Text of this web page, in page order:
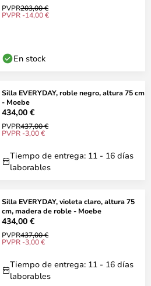
PVPR203,00 €
PVPR -14,00 €
En stock
Silla EVERYDAY, roble negro, altura 75 cm
- Moebe
434,00 €
PVPR437,00 €
PVPR -3,00 €
Tiempo de entrega: 11 - 16 días
laborables
Silla EVERYDAY, violeta claro, altura 75
cm, madera de roble - Moebe
434,00 €
PVPR437,00 €
PVPR -3,00 €
Tiempo de entrega: 11 - 16 días
laborables